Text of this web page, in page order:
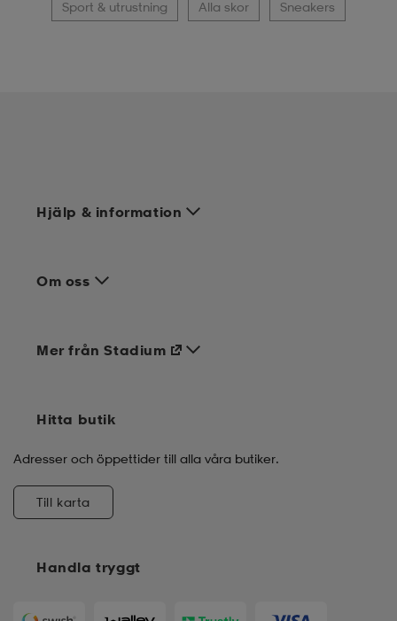
Sport & utrustning Alla skor Sneakers
Hjälp & information
Om oss
Handla tryggt
Mer från Stadium
Hitta butik
Adresser och öppettider till alla våra butiker.
Till karta